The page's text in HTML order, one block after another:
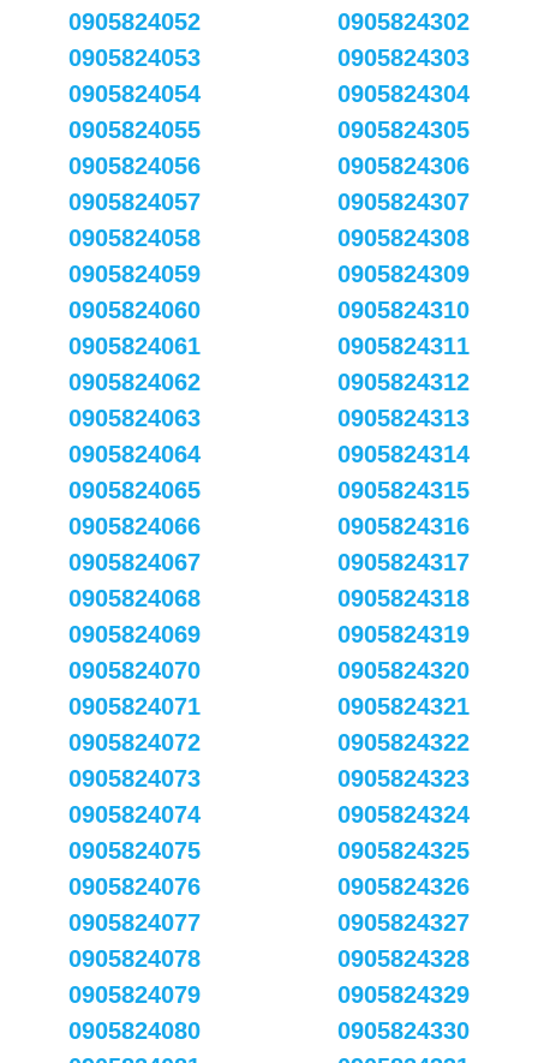
0905824052
0905824053
0905824054
0905824055
0905824056
0905824057
0905824058
0905824059
0905824060
0905824061
0905824062
0905824063
0905824064
0905824065
0905824066
0905824067
0905824068
0905824069
0905824070
0905824071
0905824072
0905824073
0905824074
0905824075
0905824076
0905824077
0905824078
0905824079
0905824080
0905824302
0905824303
0905824304
0905824305
0905824306
0905824307
0905824308
0905824309
0905824310
0905824311
0905824312
0905824313
0905824314
0905824315
0905824316
0905824317
0905824318
0905824319
0905824320
0905824321
0905824322
0905824323
0905824324
0905824325
0905824326
0905824327
0905824328
0905824329
0905824330